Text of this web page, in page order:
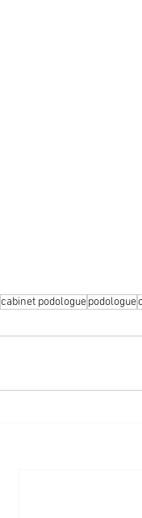
cabinet podologuepodologue